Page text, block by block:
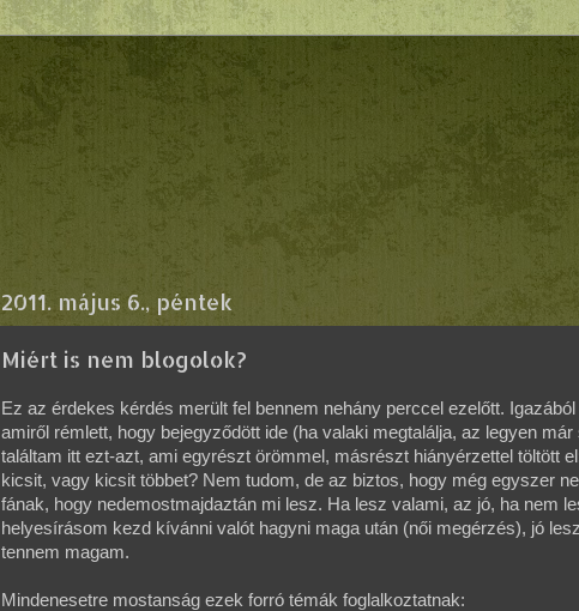
2011. május 6., péntek
Miért is nem blogolok?
Ez az érdekes kérdés merült fel bennem nehány perccel ezelőtt.
amiről rémlett, hogy bejegyződött ide (ha valaki megtalálja, az legyen
találtam itt ezt-azt, ami egyrészt örömmel, másrészt hiányérzettel töltött
kicsit, vagy kicsit többet? Nem tudom, de az biztos, hogy még egyszer
fának, hogy nedemostmajdaztán mi lesz. Ha lesz valami, az jó, ha nem
helyesírásom kezd kívánni valót hagyni maga után (női megérzés), jó
tennem magam.
Mindenesetre mostanság ezek forró témák foglalkoztatnak: